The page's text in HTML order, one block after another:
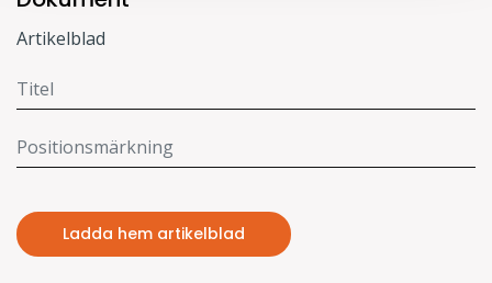
Artikelblad
Ladda hem artikelblad